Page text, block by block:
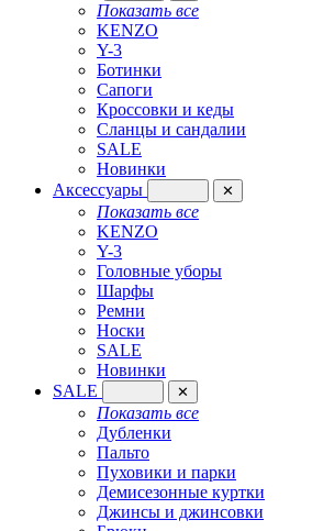
Показать все
KENZO
Y-3
Ботинки
Сапоги
Кроссовки и кеды
Сланцы и сандалии
SALE
Новинки
Аксессуары
✕
Показать все
KENZO
Y-3
Головные уборы
Шарфы
Ремни
Носки
SALE
Новинки
SALE
✕
Показать все
Дубленки
Пальто
Пуховики и парки
Демисезонные куртки
Джинсы и джинсовки